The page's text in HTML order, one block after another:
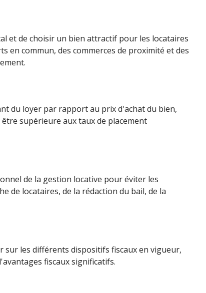
et de choisir un bien attractif pour les locataires
en commun, des commerces de proximité et des
du loyer par rapport au prix d'achat du bien,
supérieure aux taux de placement
de la gestion locative pour éviter les
de locataires, de la rédaction du bail, de la
les différents dispositifs fiscaux en vigueur,
fiscaux significatifs.